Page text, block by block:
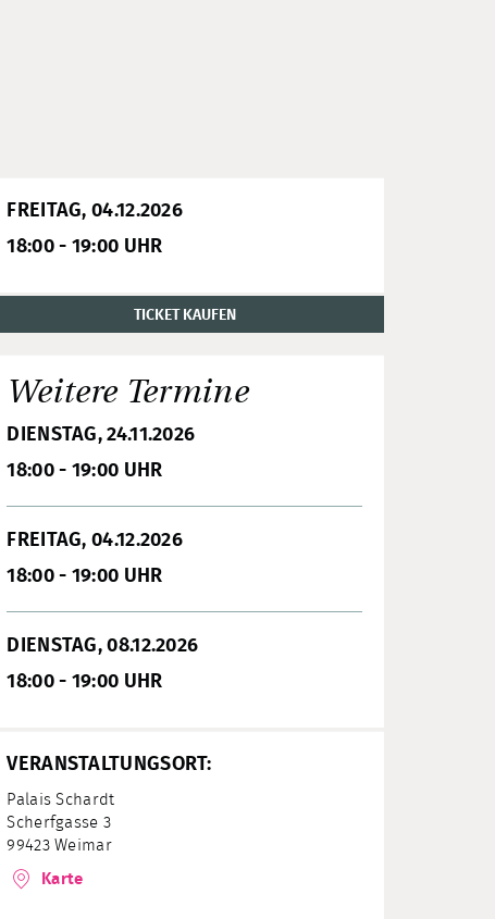
FREITAG, 04.12.2026
18:00 - 19:00 UHR
TICKET KAUFEN
Weitere Termine
DIENSTAG, 24.11.2026
18:00 - 19:00 UHR
FREITAG, 04.12.2026
18:00 - 19:00 UHR
DIENSTAG, 08.12.2026
18:00 - 19:00 UHR
VERANSTALTUNGSORT:
Palais Schardt
Scherfgasse 3
99423 Weimar
Karte